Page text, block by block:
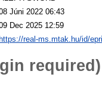
Júni 2022 06:43
Dec 2025 12:59
https://real-ms.mtak.hu/id/
required)